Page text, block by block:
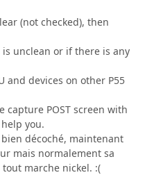
(not checked), then
is unclean or if there is any
and devices on other P55
capture POST screen with
you.
décoché, maintenant
mais normalement sa
marche nickel. :(